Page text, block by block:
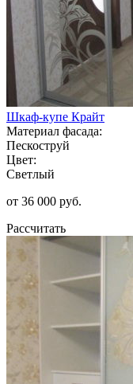
Шкаф-купе Крайт
Материал фасада:
Пескоструй
Цвет:
Светлый
от 36 000 руб.
Рассчитать